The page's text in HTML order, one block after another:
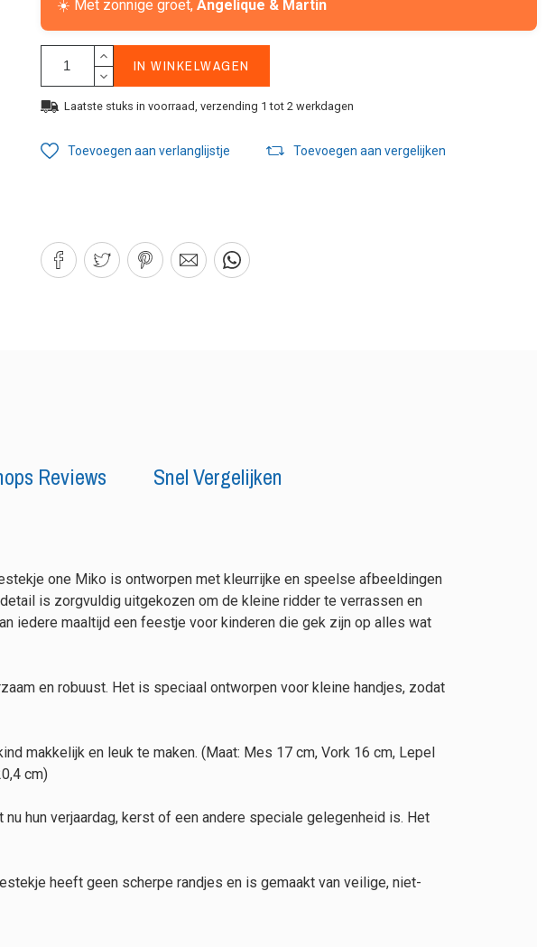
☀️ Met zonnige groet, Angelique & Martin
IN WINKELWAGEN
Laatste stuks in voorraad, verzending 1 tot 2 werkdagen
Toevoegen aan verlanglijstje Toevoegen aan vergelijken
Reviews Snel Vergelijken
one Miko is ontworpen met kleurrijke en speelse afbeeldingen
is zorgvuldig uitgekozen om de kleine ridder te verrassen en
iedere maaltijd een feestje voor kinderen die gek zijn op alles wat
en robuust. Het is speciaal ontworpen voor kleine handjes, zodat
makkelijk en leuk te maken. (Maat: Mes 17 cm, Vork 16 cm, Lepel
cm)
hun verjaardag, kerst of een andere speciale gelegenheid is. Het
heeft geen scherpe randjes en is gemaakt van veilige, niet-